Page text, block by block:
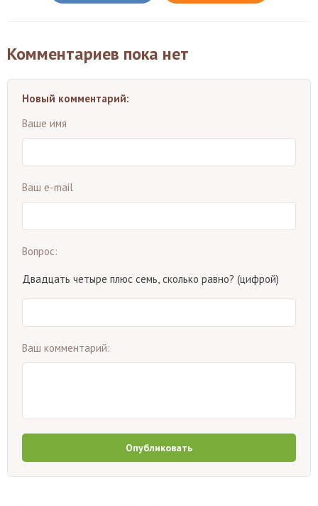
Комментариев пока нет
Новый комментарий:
Ваше имя
Ваш e-mail
Вопрос:
Двадцать четыре плюс семь, сколько равно? (цифрой)
Ваш комментарий:
Опубликовать